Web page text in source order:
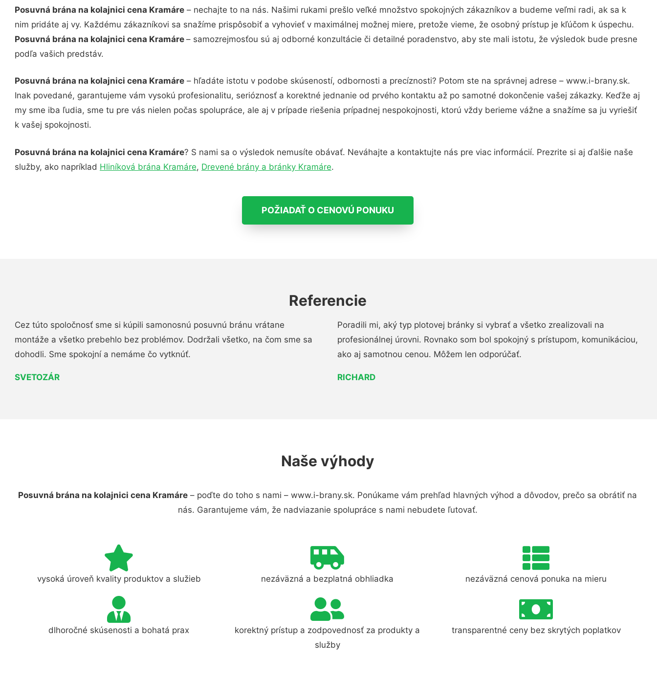
Posuvná brána na kolajnici cena Kramáre – nechajte to na nás. Našimi rukami prešlo veľké množstvo spokojných zákazníkov a budeme veľmi radi, ak sa k
nim pridáte aj vy. Každému zákazníkovi sa snažíme prispôsobiť a vyhovieť v maximálnej možnej miere, pretože vieme, že osobný prístup je kľúčom k úspechu.
Posuvná brána na kolajnici cena Kramáre – samozrejmosťou sú aj odborné konzultácie či detailné poradenstvo, aby ste mali istotu, že výsledok bude presne
podľa vašich predstáv.
Posuvná brána na kolajnici cena Kramáre – hľadáte istotu v podobe skúseností, odbornosti a precíznosti? Potom ste na správnej adrese – www.i-brany.sk.
Inak povedané, garantujeme vám vysokú profesionalitu, serióznosť a korektné jednanie od prvého kontaktu až po samotné dokončenie vašej zákazky. Keďže aj
my sme iba ľudia, sme tu pre vás nielen počas spolupráce, ale aj v prípade riešenia prípadnej nespokojnosti, ktorú vždy berieme vážne a snažíme sa ju vyriešiť
k vašej spokojnosti.
Posuvná brána na kolajnici cena Kramáre? S nami sa o výsledok nemusíte obávať. Neváhajte a kontaktujte nás pre viac informácií. Prezrite si aj ďalšie naše
služby, ako napríklad Hliníková brána Kramáre, Drevené brány a bránky Kramáre.
POŽIADAŤ O CENOVÚ PONUKU
Referencie
Cez túto spoločnosť sme si kúpili samonosnú posuvnú bránu vrátane
montáže a všetko prebehlo bez problémov. Dodržali všetko, na čom sme sa
dohodli. Sme spokojní a nemáme čo vytknúť.
SVETOZÁR
Poradili mi, aký typ plotovej bránky si vybrať a všetko zrealizovali na
profesionálnej úrovni. Rovnako som bol spokojný s prístupom, komunikáciou,
ako aj samotnou cenou. Môžem len odporúčať.
RICHARD
Naše výhody
Posuvná brána na kolajnici cena Kramáre – poďte do toho s nami – www.i-brany.sk. Ponúkame vám prehľad hlavných výhod a dôvodov, prečo sa obrátiť na
nás. Garantujeme vám, že nadviazanie spolupráce s nami nebudete ľutovať.
vysoká úroveň kvality produktov a služieb nezáväzná a bezplatná obhliadka nezáväzná cenová ponuka na mieru
dlhoročné skúsenosti a bohatá prax
korektný prístup a zodpovednosť za produkty a
služby
transparentné ceny bez skrytých poplatkov